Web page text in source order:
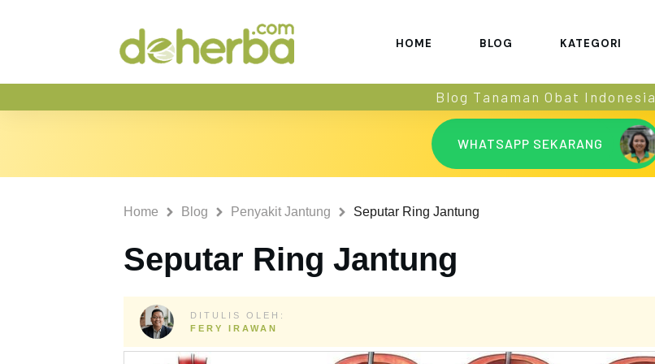
HOME BLOG KATEGORI
Blog Tanaman Obat Indonesia
WHATSAPP SEKARANG
Home Blog Penyakit Jantung Seputar Ring Jantung
Seputar Ring Jantung
DITULIS OLEH:
FERY IRAWAN